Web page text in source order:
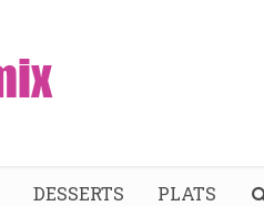
DESSERTS PLATS